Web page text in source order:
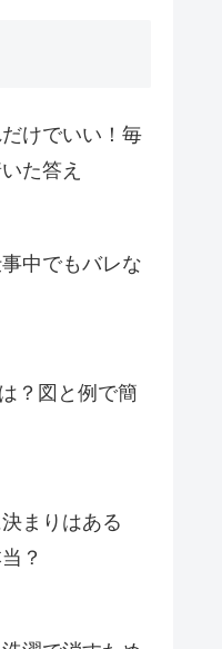
けでいい！毎
た答え
中でもバレな
？図と例で簡
まりはある
？